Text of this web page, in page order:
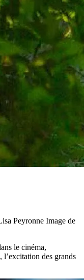
Peyronne Image de
le cinéma,
l’excitation des grands